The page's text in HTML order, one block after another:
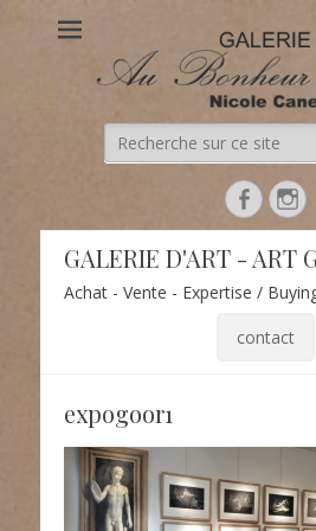
Au
Le site officiel de la Galerie
Canet
Recherche
de:
GALERIE D'ART - ART
Achat - Vente - Expertise /
contact
expogoor1